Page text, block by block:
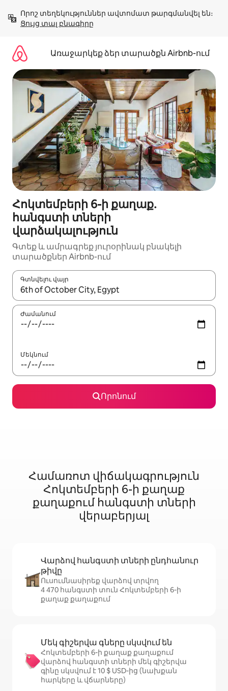
բովանդակությանը
Ցույց տալ բնագիրը
Առաջարկեք ձեր տարածքն Airbnb-ում
Հոկտեմբերի 6-ի քաղաք․
հանգստի տների
վարձակալություն
Գտեք և ամրագրեք յուրօրինակ բնակելի
տարածքներ Airbnb-ում
Գտնվելու վայր
Երբ արդյունքները հասանելի լինեն, սլաքների
Ժամանում
Մեկնում
Որոնում
Համառոտ վիճակագրություն
Հոկտեմբերի 6-ի քաղաք
քաղաքում հանգստի տների
վերաբերյալ
Վարձով հանգստի տների ընդհանուր
թիվը
Ուսումնասիրեք վարձով տրվող
4 470 հանգստի տուն Հոկտեմբերի 6-ի
քաղաք քաղաքում
Մեկ գիշերվա գները սկսվում են
Հոկտեմբերի 6-ի քաղաք քաղաքում
վարձով հանգստի տների մեկ գիշերվա
գինը սկսվում է 10 $ USD-ից (նախքան
հարկերը և վճարները)